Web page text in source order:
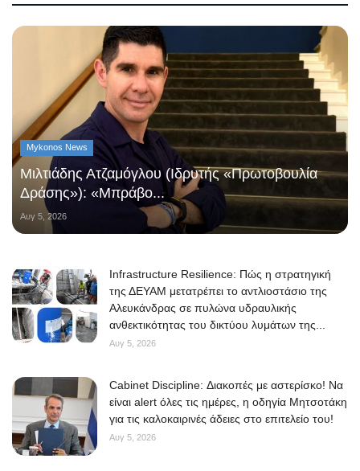
Mykonos News
Μιλτιάδης Ατζαμόγλου (Ιδρυτής «Πρωτοβουλία
Δράσης»): «Μπράβο...
Αυγ 5, 2026
Infrastructure Resilience: Πώς η στρατηγική
της ΔΕΥΑΜ μετατρέπει το αντλιοστάσιο της
Αλευκάνδρας σε πυλώνα υδραυλικής
ανθεκτικότητας του δικτύου λυμάτων της...
Αυγ 5, 2026
Cabinet Discipline: Διακοπές με αστερίσκο! Να
είναι alert όλες τις ημέρες, η οδηγία Μητσοτάκη
για τις καλοκαιρινές άδειες στο επιτελείο του!
Αυγ 5, 2026